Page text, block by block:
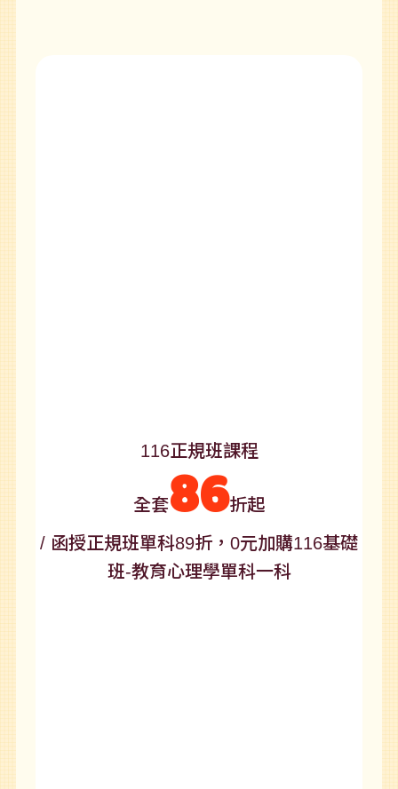
116正規班課程
全套86折起
/ 函授正規班單科89折，0元加購116基礎
班-教育心理學單科一科